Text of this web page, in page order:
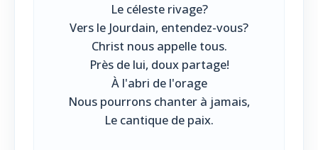
Le céleste rivage?
Vers le Jourdain, entendez-vous?
Christ nous appelle tous.
Près de lui, doux partage!
À l'abri de l'orage
Nous pourrons chanter à jamais,
Le cantique de paix.